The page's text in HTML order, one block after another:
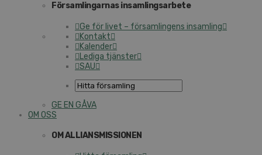
Församlingarnas insamlingsarbete
Ge för livet – församlingens insamling
Kontakt
Kalender
Lediga tjänster
SAU
GE EN GÅVA
OM OSS
OM ALLIANSMISSIONEN